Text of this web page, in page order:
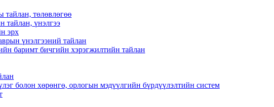
тайлан, төлөвлөгөө
үнэлгээ
эрх
үнэлгээний тайлан
баримт бичгийн хэрэгжилтийн тайлан
болон хөрөнгө, орлогын мэдүүлгийн бүрдүүлэлтийн систем